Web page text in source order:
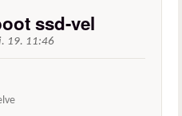
ssd-vel
19. 11:46